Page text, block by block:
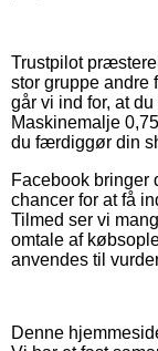
Trustpilot
stor gruppe andre
går vi ind for, at
Maskinemalje
du færdiggør din
Facebook bringer
chancer for at få
Tilmed ser vi
omtale af
anvendes til
Denne